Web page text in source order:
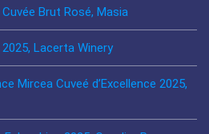
Brut Rosé, Masia
Lacerta Winery
Mircea Cuveé d’Excellence 2025,